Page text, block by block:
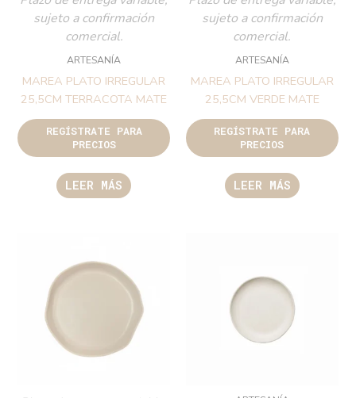
sujeto a confirmación
comercial.
ARTESANÍA
MAREA PLATO IRREGULAR
25,5CM TERRACOTA MATE
REGÍSTRATE PARA
PRECIOS
LEER MÁS
sujeto a confirmación
comercial.
ARTESANÍA
MAREA PLATO IRREGULAR
25,5CM VERDE MATE
REGÍSTRATE PARA
PRECIOS
LEER MÁS